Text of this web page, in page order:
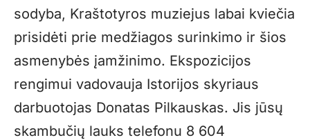
sodyba, Kraštotyros muziejus labai kviečia
prisidėti prie medžiagos surinkimo ir šios
asmenybės įamžinimo. Ekspozicijos
rengimui vadovauja Istorijos skyriaus
darbuotojas Donatas Pilkauskas. Jis jūsų
skambučių lauks telefonu 8 604